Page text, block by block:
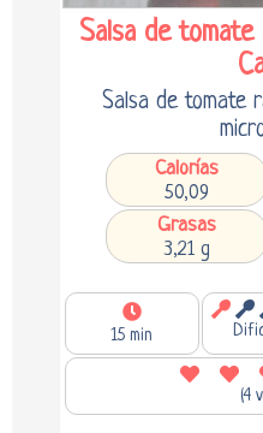
Salsa de
Salsa de tomate
Calorías
50,09
Grasas
3,21 g
15 min
(4